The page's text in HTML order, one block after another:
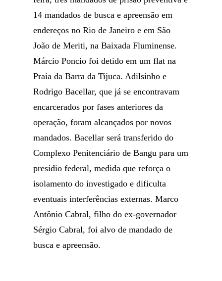
14 mandados de busca e apreensão em
endereços no Rio de Janeiro e em São
João de Meriti, na Baixada Fluminense.
Márcio Poncio foi detido em um flat na
Praia da Barra da Tijuca. Adilsinho e
Rodrigo Bacellar, que já se encontravam
encarcerados por fases anteriores da
operação, foram alcançados por novos
mandados. Bacellar será transferido do
Complexo Penitenciário de Bangu para um
presídio federal, medida que reforça o
isolamento do investigado e dificulta
eventuais interferências externas. Marco
Antônio Cabral, filho do ex-governador
Sérgio Cabral, foi alvo de mandado de
busca e apreensão.